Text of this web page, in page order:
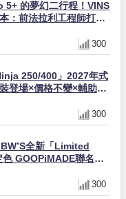
5+ 的夢幻二行程！VINS
：前法拉利工程師打
300
250/400」2027年式
登場×價格不變×輔助滑
300
全新「Limited
GOOPiMADE聯名包
300